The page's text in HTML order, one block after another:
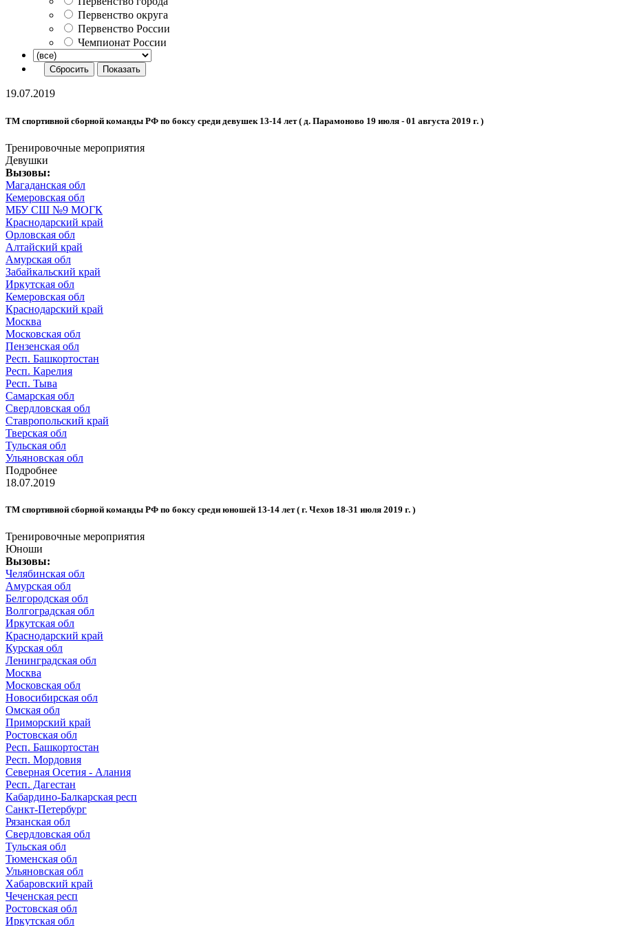
Первенство округа
Первенство России
Чемпионат России
19.07.2019
ТМ спортивной сборной команды РФ по боксу среди девушек 13-14 лет ( д. Парамоново 19 июля - 01 августа 2019 г. )
Тренировочные мероприятия
Девушки
Вызовы:
Магаданская обл
Кемеровская обл
МБУ СШ №9 МОГК
Краснодарский край
Орловская обл
Алтайский край
Амурская обл
Забайкальский край
Иркутская обл
Кемеровская обл
Краснодарский край
Москва
Московская обл
Пензенская обл
Респ. Башкортостан
Респ. Карелия
Респ. Тыва
Самарская обл
Свердловская обл
Ставропольский край
Тверская обл
Тульская обл
Ульяновская обл
Подробнее
18.07.2019
ТМ спортивной сборной команды РФ по боксу среди юношей 13-14 лет ( г. Чехов 18-31 июля 2019 г. )
Тренировочные мероприятия
Юноши
Вызовы:
Челябинская обл
Амурская обл
Белгородская обл
Волгоградская обл
Иркутская обл
Краснодарский край
Курская обл
Ленинградская обл
Москва
Московская обл
Новосибирская обл
Омская обл
Приморский край
Ростовская обл
Респ. Башкортостан
Респ. Мордовия
Северная Осетия - Алания
Респ. Дагестан
Кабардино-Балкарская респ
Санкт-Петербург
Рязанская обл
Свердловская обл
Тульская обл
Тюменская обл
Ульяновская обл
Хабаровский край
Чеченская респ
Ростовская обл
Иркутская обл